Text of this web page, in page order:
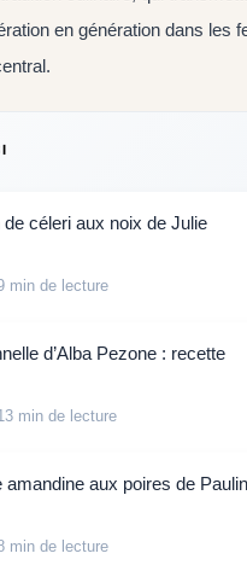
en génération dans les
céleri aux noix de Julie
min de lecture
d’Alba Pezone : recette
min de lecture
amandine aux poires de
min de lecture